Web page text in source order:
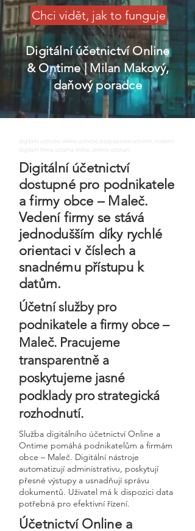
Chci vidět, jak to funguje
Digitální účetnictví Online
& Ontime| Milan Makový,
daňový poradce
digitalni uctnictvi, online uctnictvi, bezpapirove uctnictvi, moderni
digitalni firma, uctarna online, ontime uctovani
Digitální účetnictví
dostupné pro podnikatele
a firmy obce – Maleč.
Vedení firmy se stává
jednodušším díky rychlé
orientaci v číslech a
snadnému přístupu k
datům.
Účetní služby pro
podnikatele a firmy obce –
Maleč. Pracujeme
transparentně a
poskytujeme jasné
podklady pro strategická
rozhodnutí.
Služba digitálního účetnictví Online a
Ontime pomáhá podnikatelům a firmám
obce – Maleč. Digitální nástroje
automatizují administrativu, poskytují
přesné výstupy a usnadňují správu
dokumentů. Uživatel má k dispozici data
potřebná pro efektivní řízení.
Účetnictví Online a